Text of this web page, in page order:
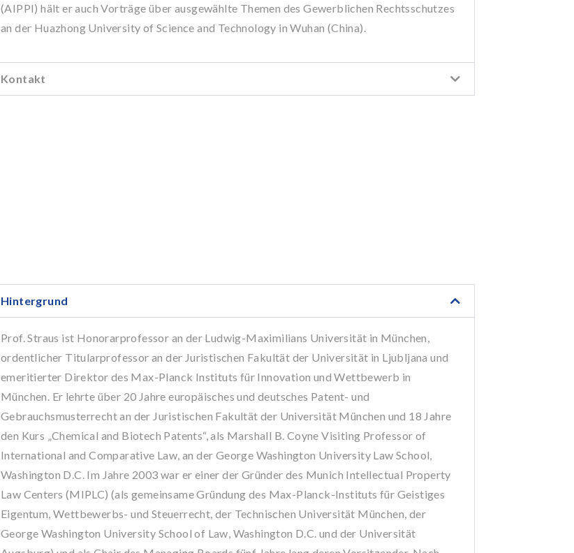
(AIPPI) hält er auch Vorträge über ausgewählte Themen des Gewerblichen Rechtsschutzes
an der Huazhong University of Science and Technology in Wuhan (China).
Kontakt
Hintergrund
Prof. Straus ist Honorarprofessor an der Ludwig-Maximilians Universität in München,
ordentlicher Titularprofessor an der Juristischen Fakultät der Universität in Ljubljana und
emeritierter Direktor des Max-Planck Instituts für Innovation und Wettbewerb in
München. Er lehrte über 20 Jahre europäisches und deutsches Patent- und
Gebrauchsmusterrecht an der Juristischen Fakultät der Universität München und 18 Jahre
den Kurs „Chemical and Biotech Patents“, als Marshall B. Coyne Visiting Professor of
International and Comparative Law, an der George Washington University Law School,
Washington D.C. Im Jahre 2003 war er einer der Gründer des Munich Intellectual Property
Law Centers (MIPLC) (als gemeinsame Gründung des Max-Planck-Instituts für Geistiges
Eigentum, Wettbewerbs- und Steuerrecht, der Technischen Universität München, der
George Washington University School of Law, Washington D.C. und der Universität